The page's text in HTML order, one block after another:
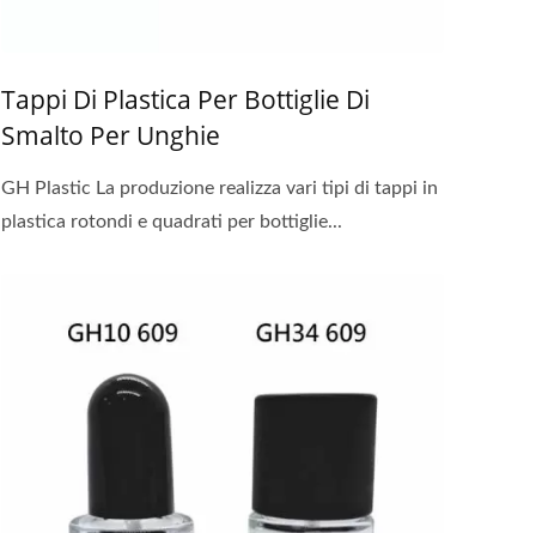
Tappi Di Plastica Per Bottiglie Di
Smalto Per Unghie
GH Plastic La produzione realizza vari tipi di tappi in
plastica rotondi e quadrati per bottiglie...